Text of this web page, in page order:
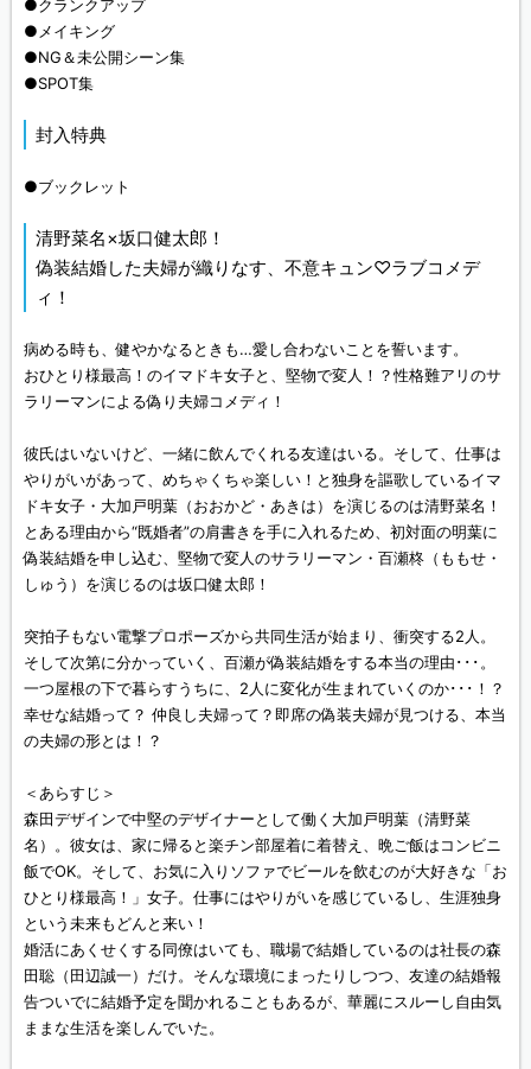
●クランクアップ
●メイキング
●NG＆未公開シーン集
●SPOT集
封入特典
●ブックレット
清野菜名×坂口健太郎！
偽装結婚した夫婦が織りなす、不意キュン♡ラブコメデ
ィ！
病める時も、健やかなるときも…愛し合わないことを誓います。
おひとり様最高！のイマドキ女子と、堅物で変人！？性格難アリのサ
ラリーマンによる偽り夫婦コメディ！
彼氏はいないけど、一緒に飲んでくれる友達はいる。そして、仕事は
やりがいがあって、めちゃくちゃ楽しい！と独身を謳歌しているイマ
ドキ女子・大加戸明葉（おおかど・あきは）を演じるのは清野菜名！
とある理由から“既婚者”の肩書きを手に入れるため、初対面の明葉に
偽装結婚を申し込む、堅物で変人のサラリーマン・百瀬柊（ももせ・
しゅう）を演じるのは坂口健太郎！
突拍子もない電撃プロポーズから共同生活が始まり、衝突する2人。
そして次第に分かっていく、百瀬が偽装結婚をする本当の理由･･･。
一つ屋根の下で暮らすうちに、2人に変化が生まれていくのか･･･！？
幸せな結婚って？ 仲良し夫婦って？即席の偽装夫婦が見つける、本当
の夫婦の形とは！？
＜あらすじ＞
森田デザインで中堅のデザイナーとして働く大加戸明葉（清野菜
名）。彼女は、家に帰ると楽チン部屋着に着替え、晩ご飯はコンビニ
飯でOK。そして、お気に入りソファでビールを飲むのが大好きな「お
ひとり様最高！」女子。仕事にはやりがいを感じているし、生涯独身
という未来もどんと来い！
婚活にあくせくする同僚はいても、職場で結婚しているのは社長の森
田聡（田辺誠一）だけ。そんな環境にまったりしつつ、友達の結婚報
告ついでに結婚予定を聞かれることもあるが、華麗にスルーし自由気
ままな生活を楽しんでいた。